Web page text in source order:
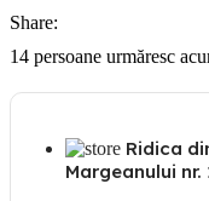
Share:
14 persoane urmăresc
Ridica
Margeanului nr.